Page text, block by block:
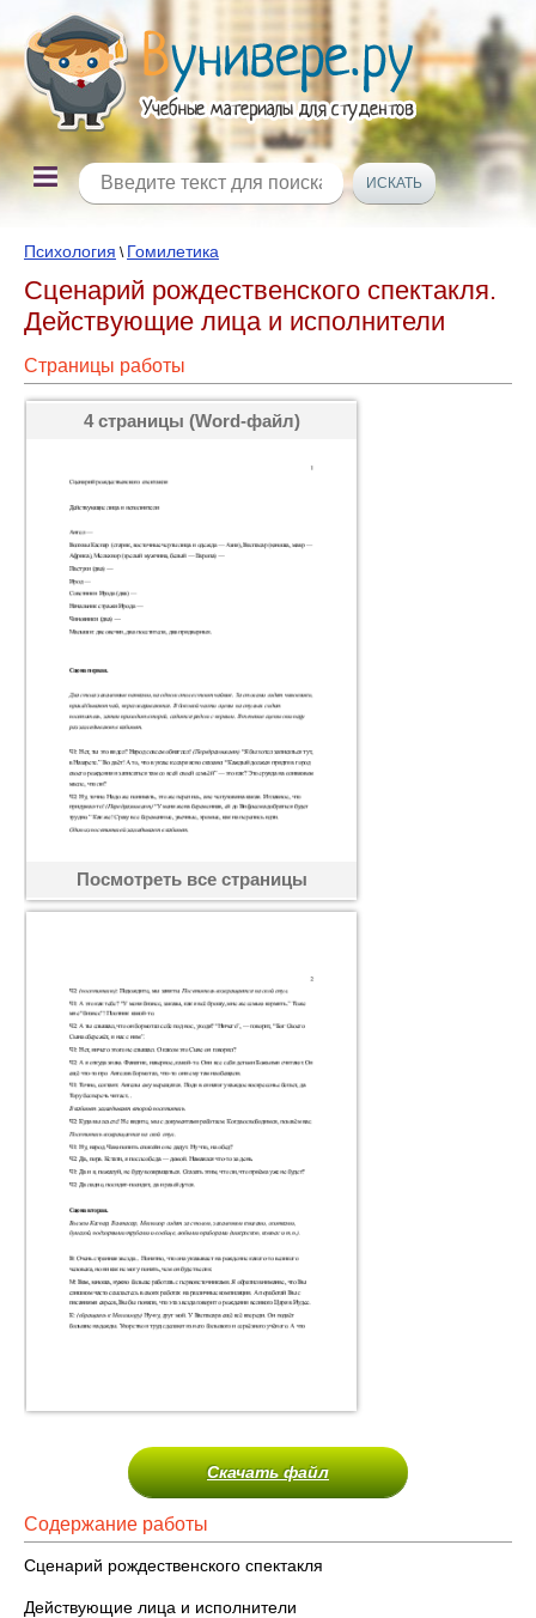
Психология \ Гомилетика
Сценарий рождественского спектакля.
Действующие лица и исполнители
Страницы работы
4 страницы (Word-файл)
Посмотреть все страницы
Скачать файл
Содержание работы
Сценарий рождественского спектакля
Действующие лица и исполнители